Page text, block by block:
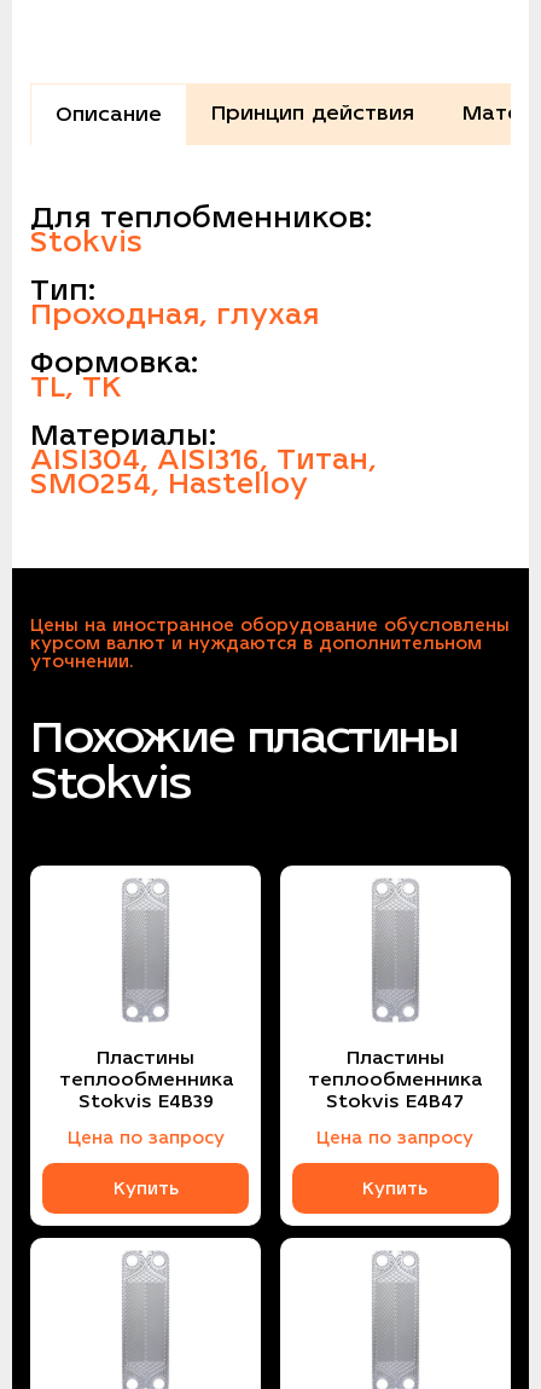
Описание Принцип действия
Для теплобменников:
Stokvis
Тип:
Проходная, глухая
Формовка:
TL, TK
Материалы:
AISI304, AISI316, Титан,
SMO254, Hastelloy
Цены на иностранное оборудование обусловлены
курсом валют и нуждаются в дополнительном
уточнении.
Похожие пластины
Stokvis
Пластины
теплообменника
Stokvis E4B39
Цена по запросу
Купить
Пластины
теплообменника
Stokvis E4B47
Цена по запросу
Купить